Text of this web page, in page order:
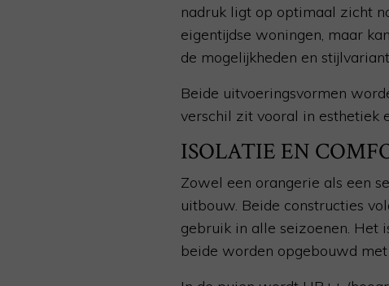
nadruk ligt op optimaal zicht
eigentijdse woningen, maar
de mogelijkheden en
Beide uitvoeringsvormen
verschil zit vooral in esthetiek
ISOLATIE EN
Zowel een orangerie als een
uitbouw. Beide constructies
gebruik in alle seizoenen. Het
beide worden opgebouwd